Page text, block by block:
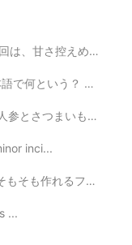
難しかったです。 背中のと...
ンの夕方花見は...
dinner: Hamburg ...
inci...
本当によかったことは、カ...
...